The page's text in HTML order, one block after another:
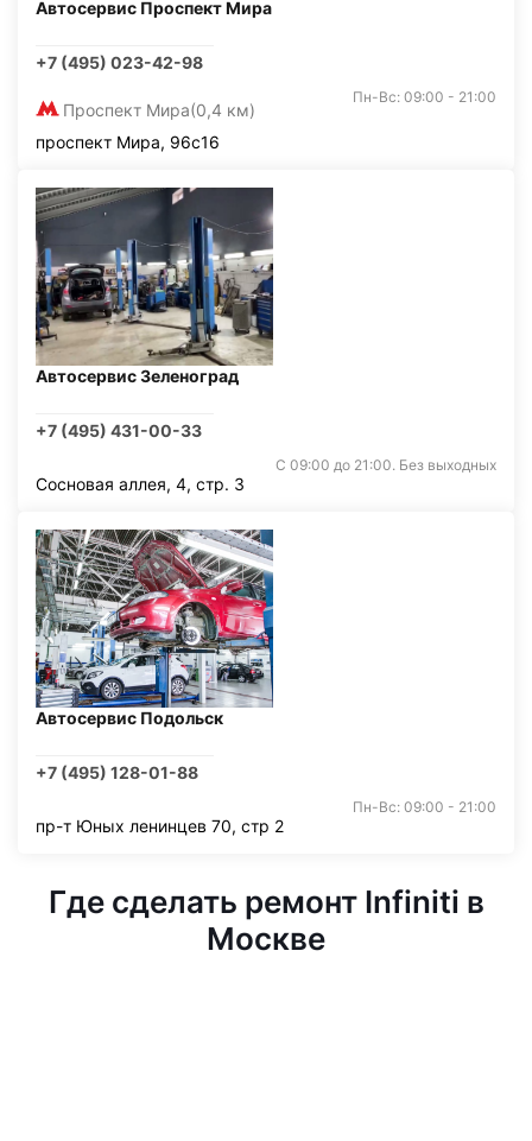
Автосервис Проспект Мира
+7 (495) 023-42-98
Проспект Мира(0,4 км)
Пн-Вс: 09:00 - 21:00
проспект Мира, 96с16
Автосервис Зеленоград
+7 (495) 431-00-33
С 09:00 до 21:00. Без выходных
Сосновая аллея, 4, стр. 3
Автосервис Подольск
+7 (495) 128-01-88
Пн-Вс: 09:00 - 21:00
пр-т Юных ленинцев 70, стр 2
Где сделать ремонт Infiniti в
Москве